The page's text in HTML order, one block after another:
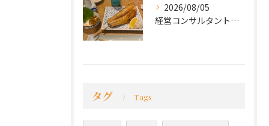
2026/08/05
経営コンサルタントのモーちゃん・毛利京申です。
タグ Tags